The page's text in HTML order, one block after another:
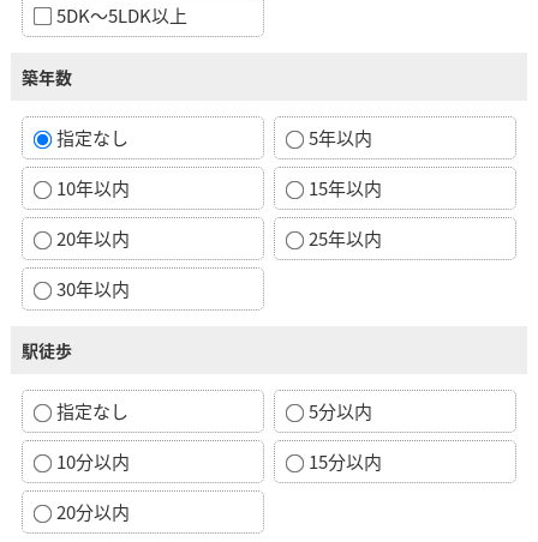
5DK～5LDK以上
築年数
指定なし
5年以内
10年以内
15年以内
20年以内
25年以内
30年以内
駅徒歩
指定なし
5分以内
10分以内
15分以内
20分以内